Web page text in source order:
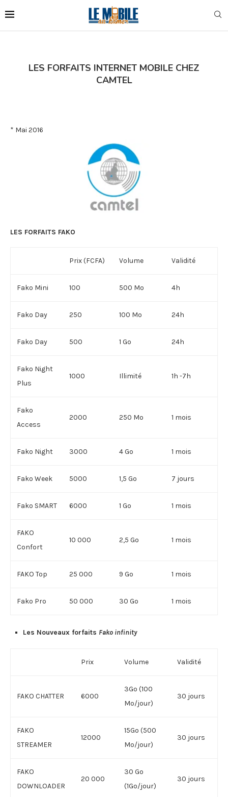
LES FORFAITS INTERNET MOBILE CHEZ
CAMTEL
* Mai 2016
LES FORFAITS FAKO
Prix (FCFA) Volume Validité
Fako Mini 100 500 Mo 4h
Fako Day 250 100 Mo 24h
Fako Day 500 1 Go 24h
Fako Night
Plus
1000 Illimité 1h -7h
Fako
Access
2000 250 Mo 1 mois
Fako Night 3000 4 Go 1 mois
Fako Week 5000 1,5 Go 7 jours
Fako SMART 6000 1 Go 1 mois
FAKO
Confort
10 000 2,5 Go 1 mois
FAKO Top 25 000 9 Go 1 mois
Fako Pro 50 000 30 Go 1 mois
Les Nouveaux forfaits Fako infinity
Prix Volume Validité
FAKO CHATTER 6000
3Go (100
Mo/jour)
30 jours
FAKO
STREAMER
12000
15Go (500
Mo/jour)
30 jours
FAKO
DOWNLOADER
20 000
30 Go
(1Go/jour)
30 jours